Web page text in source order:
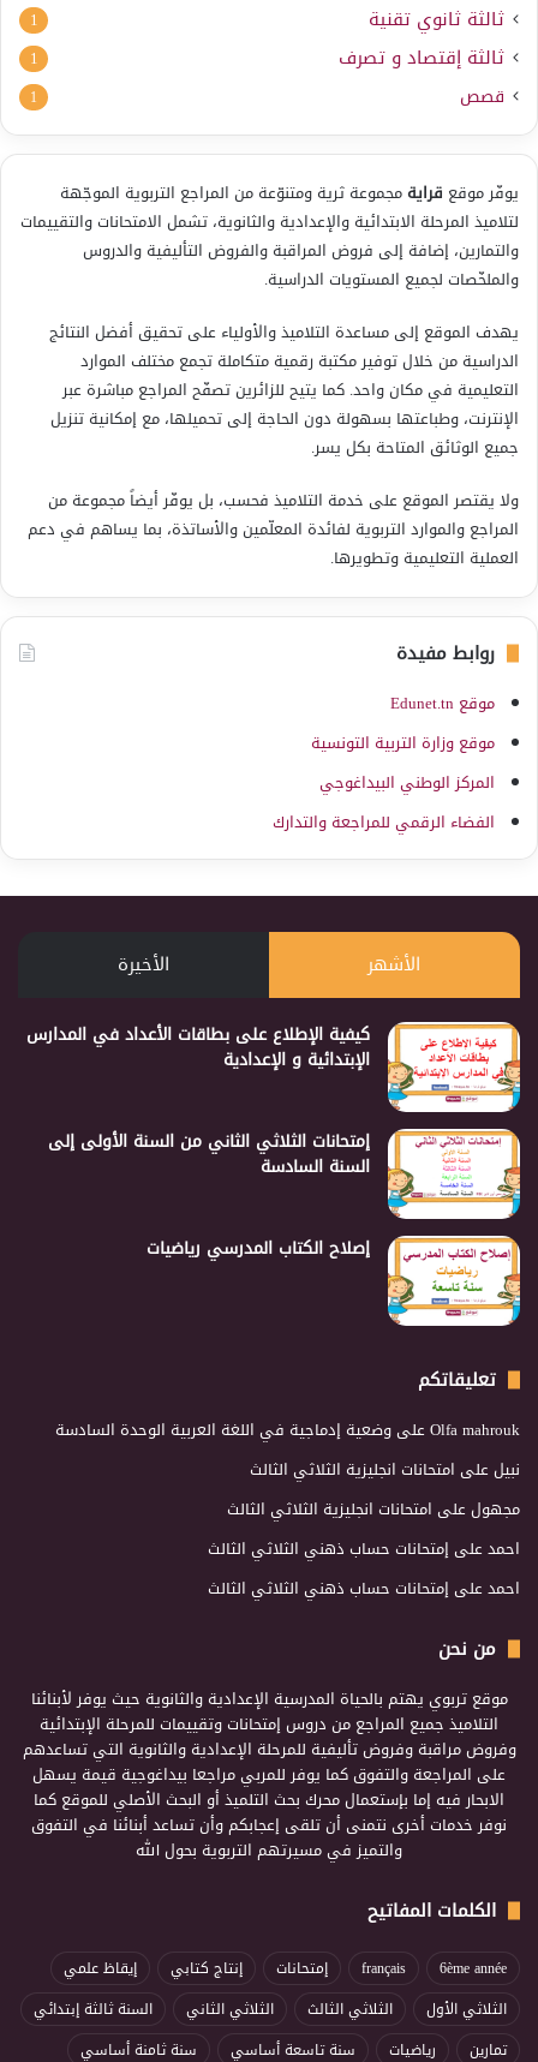
ثالثة ثانوي تقنية 1
ثالثة إقتصاد و تصرف 1
قصص 1
يوفّر موقع قرايةمجموعة ثرية ومتنوّعة من المراجع التربوية الموجّهة
لتلاميذ المرحلة الابتدائية والإعدادية والثانوية، تشمل الامتحانات والتقييمات
والتمارين، إضافة إلى فروض المراقبة والفروض التأليفية والدروس
والملخّصات لجميع المستويات الدراسية.
يهدف الموقع إلى مساعدة التلاميذ والأولياء على تحقيق أفضل النتائج
الدراسية من خلال توفير مكتبة رقمية متكاملة تجمع مختلف الموارد
التعليمية في مكان واحد. كما يتيح للزائرين تصفّح المراجع مباشرة عبر
الإنترنت، وطباعتها بسهولة دون الحاجة إلى تحميلها، مع إمكانية تنزيل
جميع الوثائق المتاحة بكل يسر.
ولا يقتصر الموقع على خدمة التلاميذ فحسب، بل يوفّر أيضاً مجموعة من
المراجع والموارد التربوية لفائدة المعلّمين والأساتذة، بما يساهم في دعم
العملية التعليمية وتطويرها.
روابط مفيدة
موقع Edunet.tn
موقع وزارة التربية التونسية
المركز الوطني البيداغوجي
الفضاء الرقمي للمراجعة والتدارك
الأشهر الأخيرة
كيفية الإطلاع على بطاقات الأعداد في المدارس
الإبتدائية و الإعدادية
إمتحانات الثلاثي الثاني من السنة الأولى إلى
السنة السادسة
إصلاح الكتاب المدرسي رياضيات
تعليقاتكم
Olfa mahroukعلى وضعية إدماجية في اللغة العربية الوحدة السادسة
نبيلعلى امتحانات انجليزية الثلاثي الثالث
مجهولعلى امتحانات انجليزية الثلاثي الثالث
احمدعلى إمتحانات حساب ذهني الثلاثي الثالث
احمدعلى إمتحانات حساب ذهني الثلاثي الثالث
من نحن
موقع تربوي يهتم بالحياة المدرسية الإعدادية والثانوية حيث يوفر لأبنائنا
التلاميذ جميع المراجع من دروس إمتحانات وتقييمات للمرحلة الإبتدائية
وفروض مراقبة وفروض تأليفية للمرحلة الإعدادية والثانوية التي تساعدهم
على المراجعة والتفوق كما يوفر للمربي مراجعا بيداغوجية قيمة يسهل
الابحار فيه إما بإستعمال محرك بحث التلميذ أو البحث الأصلي للموقع كما
نوفر خدمات أخرى نتمنى أن تلقى إعجابكم وأن تساعد أبنائنا في التفوق
والتميز في مسيرتهم التربوية بحول الله
الكلمات المفاتيح
6ème année
français إمتحانات إنتاج كتابي
إيقاظ علمي
الثلاثي الأول
الثلاثي الثالث الثلاثي الثاني
السنة ثالثة إبتدائي
تمارين
رياضيات سنة تاسعة أساسي سنة ثامنة أساسي